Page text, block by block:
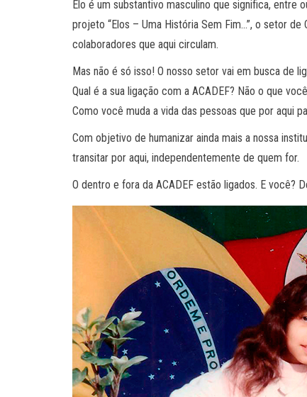
Elo é um substantivo masculino que significa, entre
projeto “Elos – Uma História Sem Fim…”, o setor
colaboradores que aqui circulam.
Mas não é só isso! O nosso setor vai em busca de
Qual é a sua ligação com a ACADEF? Não o que
Como você muda a vida das pessoas que por aqui
Com objetivo de humanizar ainda mais a nossa
transitar por aqui, independentemente de quem for.
O dentro e fora da ACADEF estão ligados. E você?